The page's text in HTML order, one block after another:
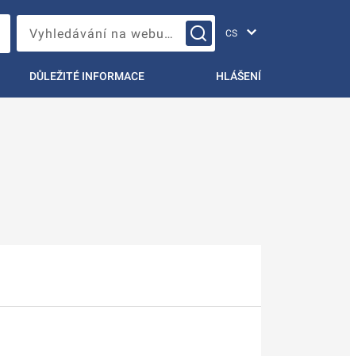
Vyhledávání na webu…
DŮLEŽITÉ INFORMACE HLÁŠENÍ